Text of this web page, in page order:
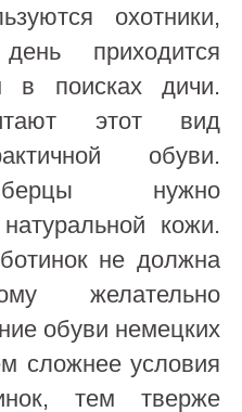
охотники,
приходится
в поисках дичи.
этот вид
обуви.
нужно
кожи.
не должна
желательно
обуви немецких
сложнее условия
тем тверже